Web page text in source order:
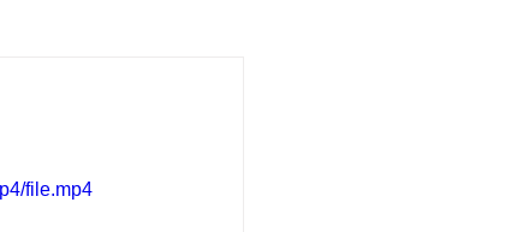
file.mp4